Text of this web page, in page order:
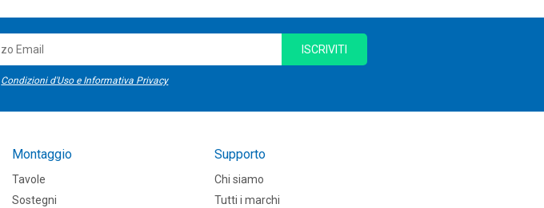
Condizioni d'Uso e Informativa Privacy
ISCRIVITI
Montaggio
Tavole
Sostegni
Supporto
Chi siamo
Tutti i marchi